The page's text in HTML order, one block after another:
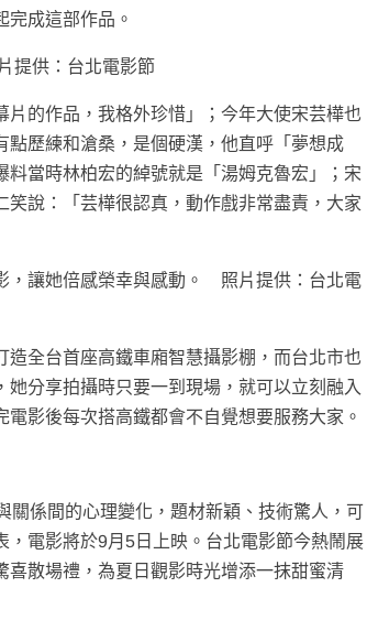
成這部作品。
提供：台北電影節
的作品，我格外珍惜」；今年大使宋芸樺也
歷練和滄桑，是個硬漢，他直呼「夢想成
當時林柏宏的綽號就是「湯姆克魯宏」；宋
說：「芸樺很認真，動作戲非常盡責，大家
，讓她倍感榮幸與感動。 照片提供：台北電
全台首座高鐵車廂智慧攝影棚，而台北市也
分享拍攝時只要一到現場，就可以立刻融入
影後每次搭高鐵都會不自覺想要服務大家。
關係間的心理變化，題材新穎、技術驚人，可
電影將於9月5日上映。台北電影節今熱鬧展
散場禮，為夏日觀影時光增添一抹甜蜜清